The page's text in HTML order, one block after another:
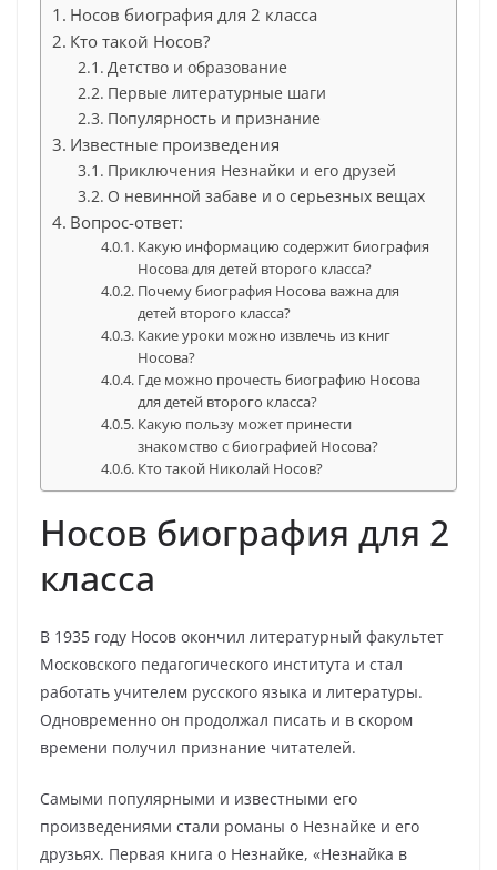
Носов биография для 2 класса
Кто такой Носов?
Детство и образование
Первые литературные шаги
Популярность и признание
Известные произведения
Приключения Незнайки и его друзей
О невинной забаве и о серьезных вещах
Вопрос-ответ:
Какую информацию содержит биография
Носова для детей второго класса?
Почему биография Носова важна для
детей второго класса?
Какие уроки можно извлечь из книг
Носова?
Где можно прочесть биографию Носова
для детей второго класса?
Какую пользу может принести
знакомство с биографией Носова?
Кто такой Николай Носов?
Носов биография для 2
класса
В 1935 году Носов окончил литературный факультет
Московского педагогического института и стал
работать учителем русского языка и литературы.
Одновременно он продолжал писать и в скором
времени получил признание читателей.
Самыми популярными и известными его
произведениями стали романы о Незнайке и его
друзьях. Первая книга о Незнайке, «Незнайка в